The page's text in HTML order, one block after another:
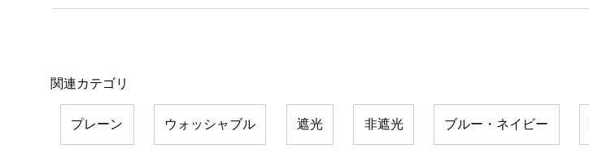
関連カテゴリ
プレーン ウォッシャブル 遮光 非遮光 ブルー・ネイビー